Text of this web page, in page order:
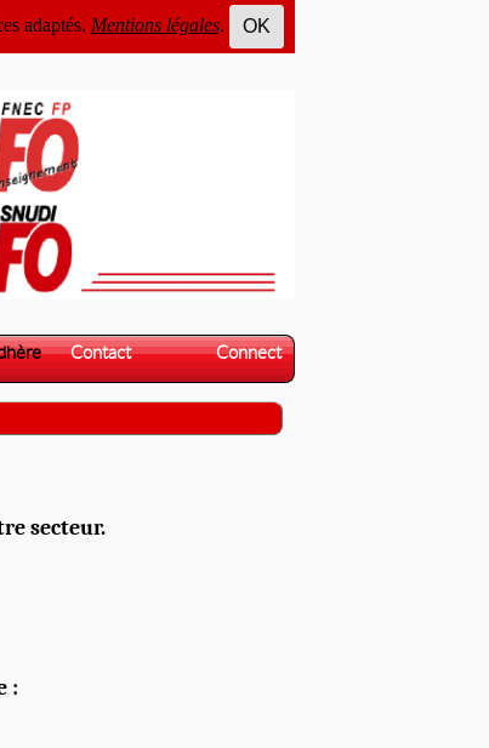
adaptés. Mentions légales. OK
Connect
Contact
secteur.
: